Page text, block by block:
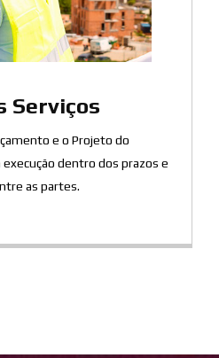
Serviços
e o Projeto do
execução dentro dos prazos e
as partes.